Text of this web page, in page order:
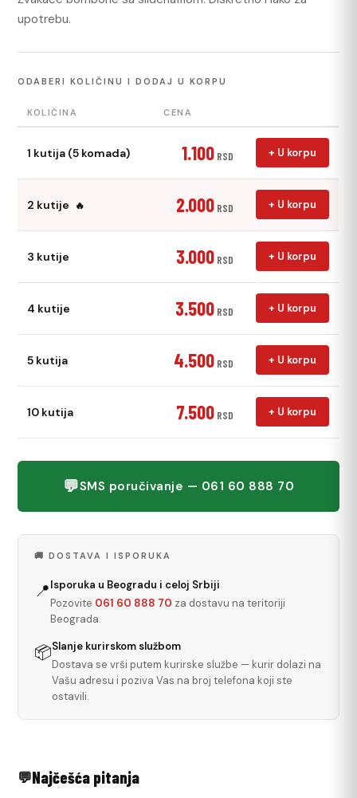
upotrebu.
ODABERI KOLIČINU I DODAJ U KORPU
KOLIČINA CENA
1 kutija (5 komada) 1.100 RSD + U korpu
2 kutije 🔥 2.000 RSD + U korpu
3 kutije 3.000 RSD + U korpu
4 kutije 3.500 RSD + U korpu
5 kutija 4.500 RSD + U korpu
10 kutija 7.500 RSD + U korpu
💬SMS poručivanje — 061 60 888 70
🚚 DOSTAVA I ISPORUKA
📍Isporuka u Beogradu i celoj Srbiji
Pozovite 061 60 888 70 za dostavu na teritoriji
Beograda.
📦Slanje kurirskom službom
Dostava se vrši putem kurirske službe — kurir dolazi na
Vašu adresu i poziva Vas na broj telefona koji ste
ostavili.
Najčešća pitanja